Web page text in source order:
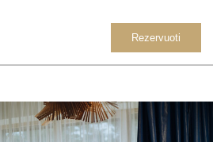
Rezervuoti